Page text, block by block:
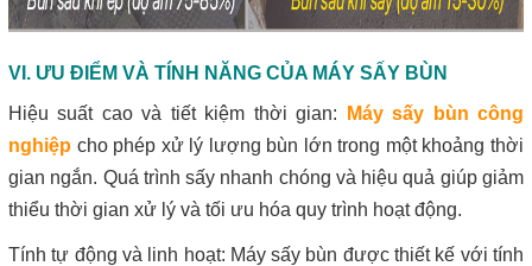
VI. ƯU ĐIỂM VÀ TÍNH NĂNG CỦA MÁY SẤY BÙN
Hiệu suất cao và tiết kiệm thời gian:
Máy sấy bùn công
nghiệp cho phép xử lý lượng bùn lớn trong một khoảng thời
gian ngắn. Quá trình sấy nhanh chóng và hiệu quả giúp giảm
thiểu thời gian xử lý và tối ưu hóa quy trình hoạt động.
Tính tự động và linh hoạt: Máy sấy bùn được thiết kế với tính